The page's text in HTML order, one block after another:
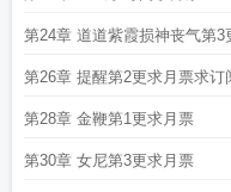
第24章 道道紫霞损神丧气第3
月票
第26章 提醒第2更求月票求订
第28章 金鞭第1更求月票
第30章 女尼第3更求月票